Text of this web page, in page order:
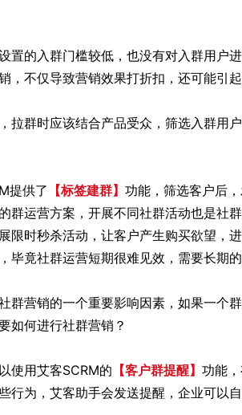
置的入群门槛较低，也没有对入群用户
，不仅导致营销效果打折扣，还可能引起
拉群时应该结合产品受众，筛选入群用
提供了 【标签建群】 功能，筛选客户后
群运营方案，开展不同社群活动也是社
限时秒杀活动，让客户产生购买欲望，
毕竟社群运营短期很难见效，需要长期的
群营销的一个重要影响因素，如果一个
如何进行社群营销？
使用艾客SCRM的 【客户群提醒】 功能
行为，艾客助手会发送提醒，企业可以自